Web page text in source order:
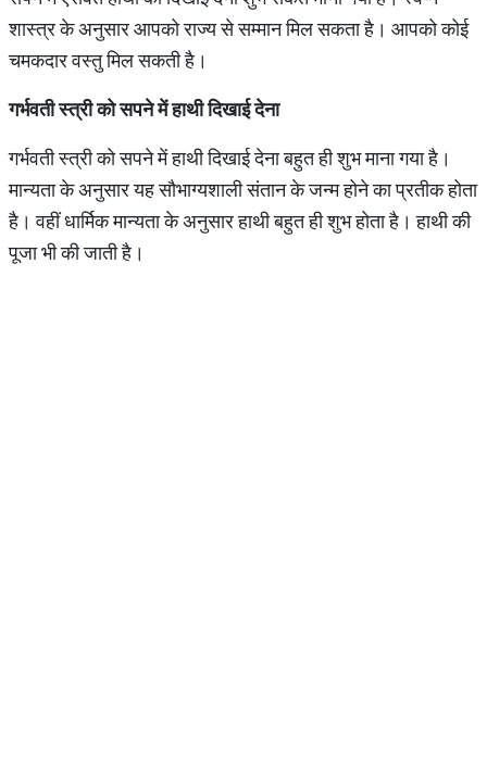
शास्त्र के अनुसार आपको राज्य से सम्मान मिल सकता है। आपको कोई
चमकदार वस्तु मिल सकती है।
गर्भवती स्त्री को सपने में हाथी दिखाई देना
गर्भवती स्त्री को सपने में हाथी दिखाई देना बहुत ही शुभ माना गया है।
मान्यता के अनुसार यह सौभाग्यशाली संतान के जन्म होने का प्रतीक होता
है। वहीं धार्मिक मान्यता के अनुसार हाथी बहुत ही शुभ होता है। हाथी की
पूजा भी की जाती है।